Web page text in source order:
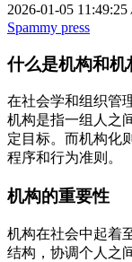
2026-01-05 11:49:25
Spammy press
什么是机构和机
在社会学和组织管
机构是指一组人之
定目标。而机构化
程序和行为准则。
机构的重要性
机构在社会中起着
结构，协调个人之